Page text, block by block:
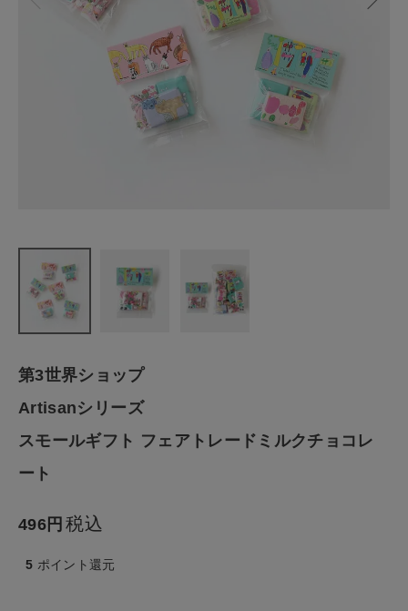
CATEGORY
ファッション雑貨
生活雑貨
第3世界ショップ
Artisanシリーズ
スモールギフト フェアトレードミルクチョコレ
ート
496 税込
5 ポイント還元